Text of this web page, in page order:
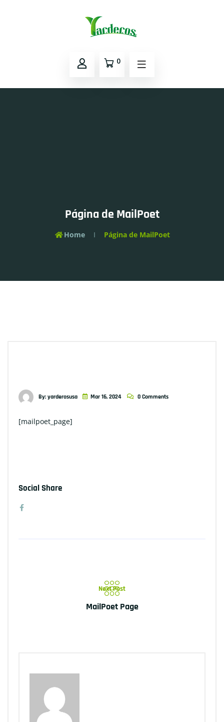
0
Página de MailPoet
Home Página de MailPoet
By: yarderosusa Mar 16, 2024 0 Comments
[mailpoet_page]
Social Share
Next Post
MailPoet Page